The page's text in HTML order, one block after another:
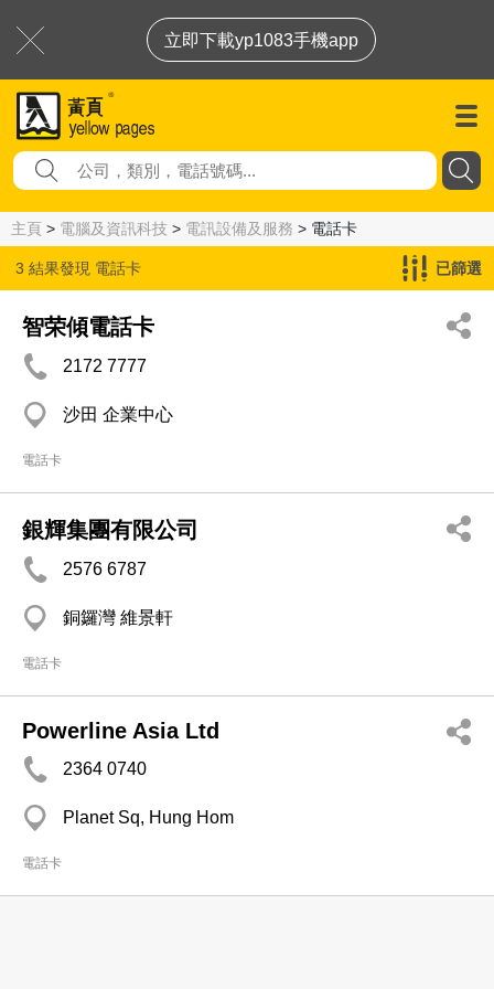
立即下載yp1083手機app
主頁 > 電腦及資訊科技 > 電訊設備及服務 > 電話卡
3 結果發現 電話卡 已篩選
智荣傾電話卡
2172 7777
沙田 企業中心
電話卡
銀輝集團有限公司
2576 6787
銅鑼灣 維景軒
電話卡
Powerline Asia Ltd
2364 0740
Planet Sq, Hung Hom
電話卡